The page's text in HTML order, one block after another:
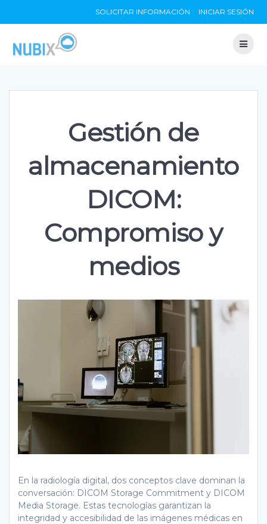
to
SOLICITAR INFORMACIÓN INICIAR SESIÓN
Gestión de
almacenamiento
DICOM:
Compromiso y
medios
En la radiología digital, dos conceptos clave dominan la
conversación: DICOM Storage Commitment y DICOM
Media Storage. Estas tecnologías garantizan la
integridad y accesibilidad de las imágenes médicas en